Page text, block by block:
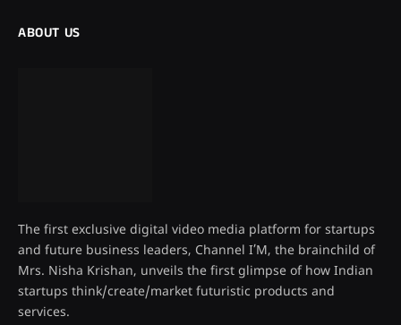
ABOUT US
The first exclusive digital video media platform for startups
and future business leaders, Channel I’M, the brainchild of
Mrs. Nisha Krishan, unveils the first glimpse of how Indian
startups think/create/market futuristic products and
services.